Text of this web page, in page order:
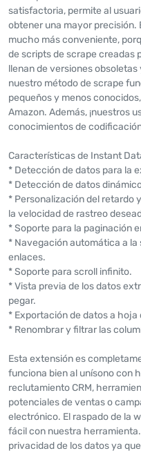
satisfactoria, permite al
obtener una mayor precisión.
mucho más conveniente,
de scripts de scrape creadas
llenan de versiones
nuestro método de scrape
pequeños y menos
Amazon. Además, ¡nuestros
conocimientos de
Características de Instant
* Detección de datos para la
* Detección de datos
* Personalización del retardo
la velocidad de rastreo
* Soporte para la paginación
* Navegación automática a
enlaces.
* Soporte para scroll infinito.
* Vista previa de los datos
pegar.
* Exportación de datos a hoja
* Renombrar y filtrar las
Esta extensión es
funciona bien al unísono con
reclutamiento CRM,
potenciales de ventas o
electrónico. El raspado de la
fácil con nuestra
privacidad de los datos ya